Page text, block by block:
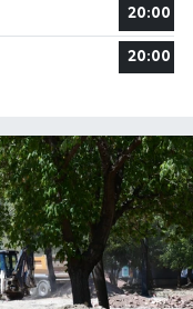
20:00
20:00